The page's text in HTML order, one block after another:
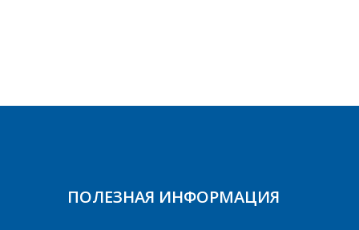
ПОЛЕЗНАЯ ИНФОРМАЦИЯ